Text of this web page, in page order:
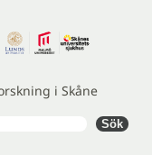
i Skåne
Sök